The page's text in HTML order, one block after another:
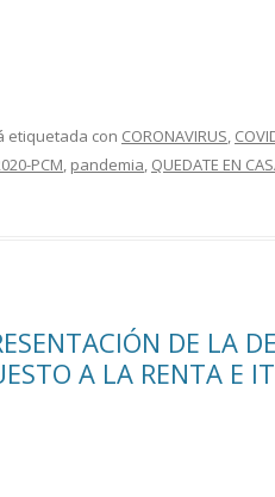
etiquetada con CORONAVIRUS,
PCM, pandemia, QUEDATE EN
DE LA
A LA RENTA E